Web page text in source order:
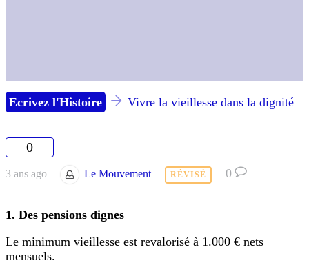
Ecrivez l'Histoire Vivre la vieillesse dans la dignité
0
3 ans ago Le Mouvement RÉVISÉ 0
1. Des pensions dignes
Le minimum vieillesse est revalorisé à 1.000 € nets
mensuels.